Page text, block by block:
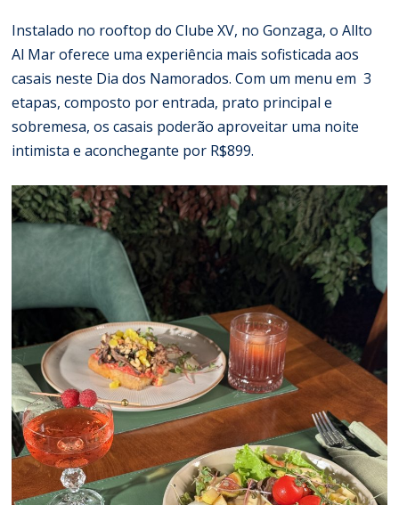
Instalado no rooftop do Clube XV, no Gonzaga, o Allto
Al Mar oferece uma experiência mais sofisticada aos
casais neste Dia dos Namorados. Com um menu em 3
etapas, composto por entrada, prato principal e
sobremesa, os casais poderão aproveitar uma noite
intimista e aconchegante por R$899.